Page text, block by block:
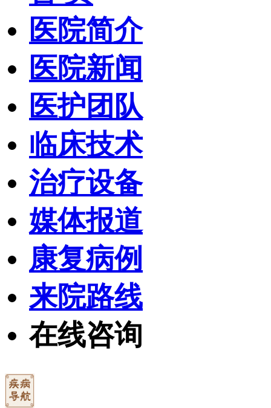
医院简介
医院新闻
医护团队
临床技术
治疗设备
媒体报道
康复病例
来院路线
在线咨询